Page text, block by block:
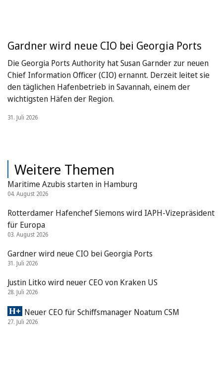
Gardner wird neue CIO bei Georgia Ports
Die Georgia Ports Authority hat Susan Garnder zur neuen
Chief Information Officer (CIO) ernannt. Derzeit leitet sie
den täglichen Hafenbetrieb in Savannah, einem der
wichtigsten Häfen der Region.
31. Juli 2026
Weitere Themen
Maritime Azubis starten in Hamburg
04. August 2026
Rotterdamer Hafenchef Siemons wird IAPH-Vizepräsident
für Europa
03. August 2026
Gardner wird neue CIO bei Georgia Ports
31. Juli 2026
Justin Litko wird neuer CEO von Kraken US
28. Juli 2026
Neuer CEO für Schiffsmanager Noatum CSM
27. Juli 2026